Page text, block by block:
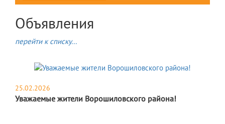
Объявления
перейти к списку...
25.02.2026
Уважаемые жители Ворошиловского района!